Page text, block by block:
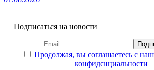
Подписаться на новости
Продолжая, вы соглашаетесь с
конфиденциальности